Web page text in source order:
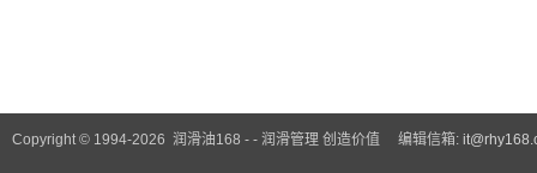
Copyright © 1994-2026 润滑油168 - - 润滑管理 创造价值 编辑信箱: